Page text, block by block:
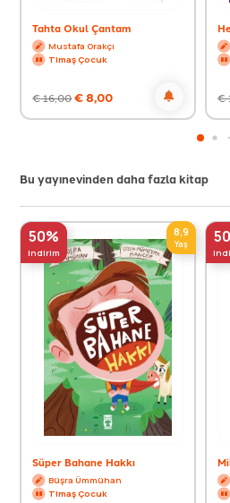
Tahta Okul Çantam
Mustafa Orakçı
Timaş Çocuk
€16,00€8,00 €
Bu yayınevinden daha fazla kitap
50%
indirim
8,9
Yaş
Süper Bahane Hakkı
Büşra Ümmühan
Timaş Çocuk